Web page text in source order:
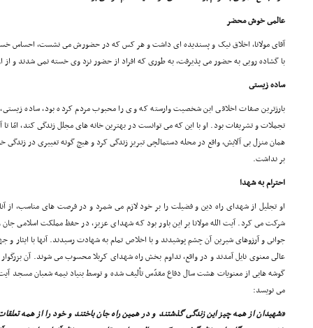
عالمى خوش محضر
آقاى مولانا، اخلاق نیک و پسندیده اى داشت و هر کس که در حضورش مى نشست، احساس
با گشاده رویى به حضور مى پذیرفت، به طورى که افراد از حضور نزد وى خسته نمى شدند و از
ساده زیستى
بارزترین صفات اخلاقى این شخصیت وارسته که وى را محبوب مردم کرده بود، ساده
تجملات و تشریفات بود. او با این که مى توانست در بهترین خانه هاى مجلل زندگى کند، امّا
همان منزل بى آلایش، واقع در محله دستمالچى تبریز زندگى کرد و هیچ گونه تغییرى در
بر نداشت.
احترام به شهدا
او تجلیل از شهداى راه دین و فضیلت را بر خود لازم مى شمرد و در فرصت هاى مناسب، از
شرکت مى کرد. آیت الله مولانا بر این باور بود که شهداى عزیز، در حفظ مملکت اسلامى جان
جوانى و آرزوهاى شیرین آن چشم پوشیدند و با اخلاص تمام به شهادت رسیدند. آنها با ایثار
عالى معنوى نایل آمدند و در واقع، تداوم بخش راه شهداى کربلا محسوب مى شوند. آن
گوشه هایى از معنویات هشت سال دفاع مقدّس تألیف شده و توسط بنیاد نیمه شعبان مسجد
مى نویسد:
«شهیدان از همه چیز این زندگى گذشتند و در همین راه جان باختند و خود را از همه